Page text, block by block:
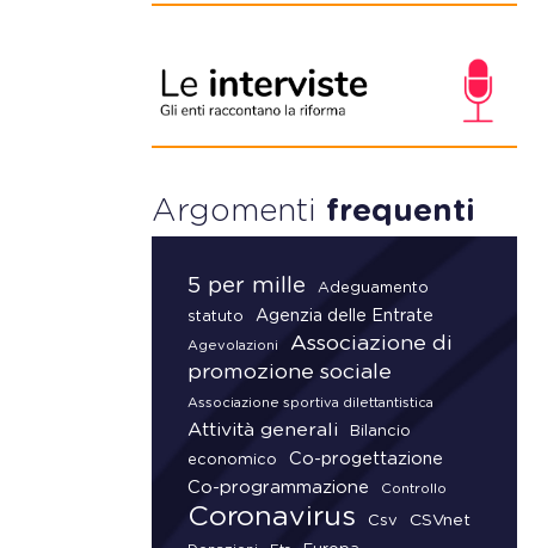
Argomenti frequenti
5 per mille
Adeguamento
statuto
Agenzia delle Entrate
Agevolazioni
Associazione di
promozione sociale
Associazione sportiva dilettantistica
Attività generali
Bilancio
economico
Co-progettazione
Co-programmazione
Controllo
Coronavirus Csv CSVnet